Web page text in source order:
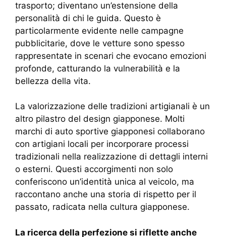
trasporto; diventano un’estensione della
personalità di chi le guida. Questo è
particolarmente evidente nelle campagne
pubblicitarie, dove le vetture sono spesso
rappresentate in scenari che evocano emozioni
profonde, catturando la vulnerabilità e la
bellezza della vita.
La valorizzazione delle tradizioni artigianali è un
altro pilastro del design giapponese. Molti
marchi di auto sportive giapponesi collaborano
con artigiani locali per incorporare processi
tradizionali nella realizzazione di dettagli interni
o esterni. Questi accorgimenti non solo
conferiscono un’identità unica al veicolo, ma
raccontano anche una storia di rispetto per il
passato, radicata nella cultura giapponese.
La ricerca della perfezione si riflette anche